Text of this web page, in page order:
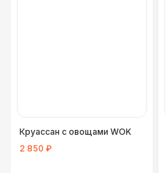
Круассан с овощами WOK
2 850 ₽